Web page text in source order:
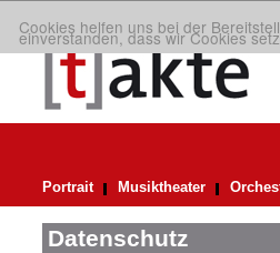
Cookies helfen uns bei der
einverstanden, dass wir Cookies
Portrait Musiktheater
Datenschutz